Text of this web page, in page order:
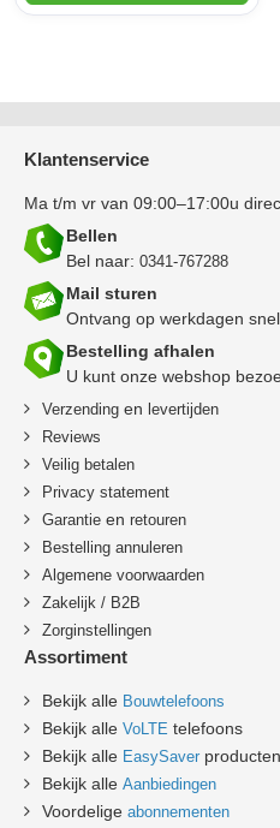
Klantenservice
Ma t/m vr van 09:00–17:00u
Bellen
Bel naar: 0341-767288
Mail sturen
Ontvang op werkdagen
Bestelling afhalen
U kunt onze webshop
Verzending en levertijden
Reviews
Veilig betalen
Privacy statement
Garantie en retouren
Bestelling annuleren
Algemene voorwaarden
Zakelijk / B2B
Zorginstellingen
Assortiment
Bekijk alle Bouwtelefoons
Bekijk alle VoLTE telefoons
Bekijk alle EasySaver producten
Bekijk alle Aanbiedingen
Voordelige abonnementen